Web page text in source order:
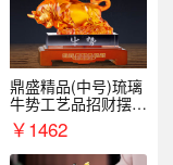
鼎盛精品(中号)琉璃
牛势工艺品招财摆件
银行企业商务上市礼
品
￥1462